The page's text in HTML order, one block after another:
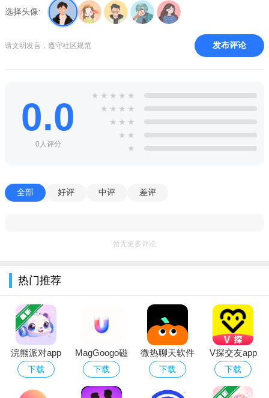
ClassIn教学场景：可完美呈现1对1、小班课、大班课、大直
播、双师等。
特色
【拍照传图】充分发挥手机和Pad的移动性，随时随地上传图
片到教室，提交作业、分享作品。
【多人同步音视频】支持16人同步面对面授课和学习（老师
【互动电子黑板】具备预编辑、多页滚动且无限使用功能的
题器、抢答器、定时器、骰子等，同时支持自行开发新工具，方
【多种教学课件】支持多互动式教学课件，包括带动画特效
PPT、视频、音频、Word和PDF等，允许多个课件组合教学，满
足更多的教学场景。
【竞争性课堂氛围】拥有举手、抢答、奖励、上下台和静音
等课堂控制功能，支持实时查看学习统计数据，营造竞争性的课
选择头像:
请文明发言，遵守社区规范 发布评论
0.0
0人评分
★ ★ ★ ★ ★
★ ★ ★ ★
★ ★ ★
★ ★
★
全部 好评 中评 差评
暂无更多评论
热门推荐
浣熊派对app
免费下载
下载
MagGoogo磁
力古哥app下
载
下载
微热聊天软件
下载官方安卓
下载
V探交友app
下载官方最新
版
下载